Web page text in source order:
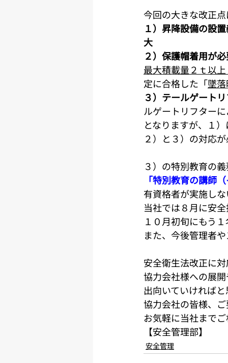
今回の大きな改正
１）昇降設備の設
大
２）保護帽着用が
最大積載量２ｔ以
定に合格した「墜
３）テールゲート
ルゲートリフター
となりますが、１
２）と３）の対応
３）の特別教育の
「特別教育の講師
有資格者が実施し
当社では８月に安
１０月初旬にもう
また、今後管理者
安全衛生法改正に
協力会社様への展
出向いていければ
協力会社の皆様、
お気軽に当社まで
【安全管理部】
安全管理